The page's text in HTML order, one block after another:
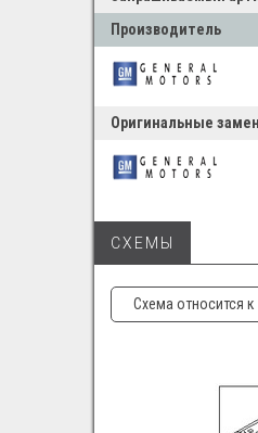
Производитель
Оригинальные
СХЕМЫ
Схема относится к